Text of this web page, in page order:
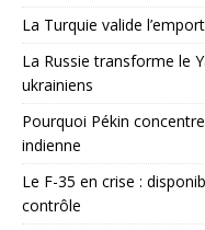
La Turquie valide
La Russie transforme le
ukrainiens
Pourquoi Pékin
indienne
Le F-35 en crise :
contrôle